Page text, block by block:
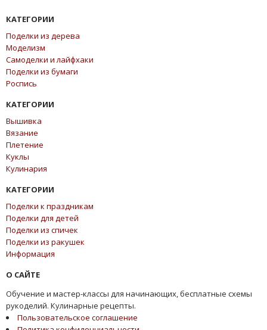
КАТЕГОРИИ
Поделки из дерева
Моделизм
Самоделки и лайфхаки
Поделки из бумаги
Роспись
КАТЕГОРИИ
Вышивка
Вязание
Плетение
Куклы
Кулинария
КАТЕГОРИИ
Поделки к праздникам
Поделки для детей
Поделки из спичек
Поделки из ракушек
Информация
О САЙТЕ
Обучение и мастер-классы для начинающих, бесплатные схемы
рукоделий. Кулинарные рецепты.
Пользовательское соглашение